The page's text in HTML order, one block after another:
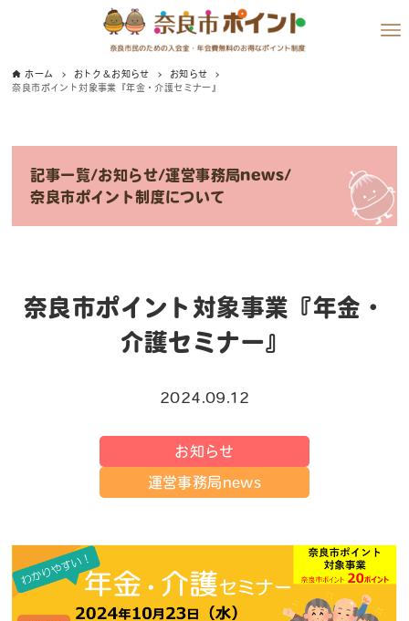
ホーム おトク＆お知らせ
お知らせ
奈良市ポイント対象事業『年金・介護セミナー』
記事一覧/お知らせ/運営事務局news/
奈良市ポイント制度について
奈良市ポイント対象事業『年金・
介護セミナー』
2024.09.12
お知らせ
運営事務局news